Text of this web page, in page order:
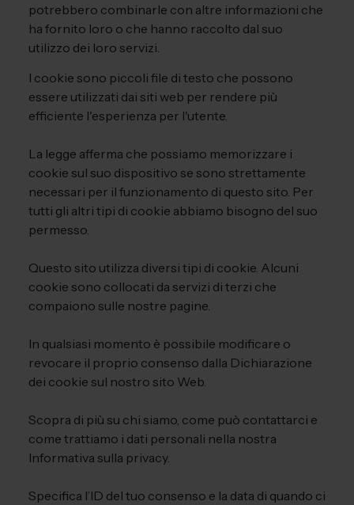
potrebbero combinarle con altre informazioni che
ha fornito loro o che hanno raccolto dal suo
utilizzo dei loro servizi.
I cookie sono piccoli file di testo che possono
essere utilizzati dai siti web per rendere più
efficiente l'esperienza per l'utente.
La legge afferma che possiamo memorizzare i
cookie sul suo dispositivo se sono strettamente
necessari per il funzionamento di questo sito. Per
tutti gli altri tipi di cookie abbiamo bisogno del suo
permesso.
Questo sito utilizza diversi tipi di cookie. Alcuni
cookie sono collocati da servizi di terzi che
compaiono sulle nostre pagine.
In qualsiasi momento è possibile modificare o
revocare il proprio consenso dalla Dichiarazione
dei cookie sul nostro sito Web.
Scopra di più su chi siamo, come può contattarci e
come trattiamo i dati personali nella nostra
Informativa sulla privacy.
Specifica l’ID del tuo consenso e la data di quando ci